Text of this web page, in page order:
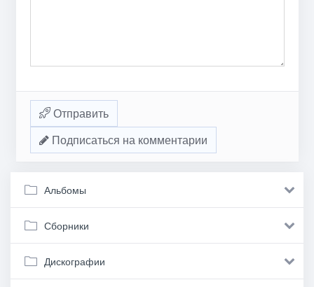
Отправить
Подписаться на комментарии
Альбомы
Сборники
Дискографии